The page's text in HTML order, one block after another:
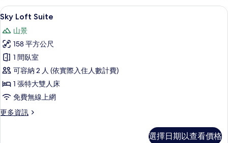
詳
情
顯
Sky
Loft
Suite
的
所
有
相
Sky Loft Suite | 埃及棉床單、高級寢
10
Sky Loft Suite
山景
158 平方公尺
1 間臥室
可容納 2 人 (依實際入住人數計費)
1 張特大雙人床
免費無線上網
更多資訊
更
選擇日期以查看價格